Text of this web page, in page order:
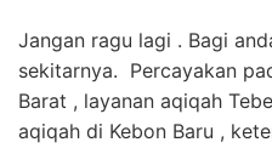
Jangan ragu lagi . Bagi
sekitarnya. Percayakan
Barat , layanan aqiqah
aqiqah di Kebon Baru ,